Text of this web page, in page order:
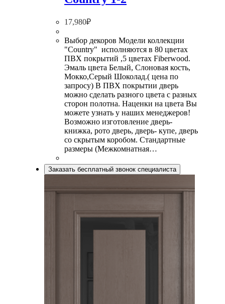
17,980₽
Выбор декоров Модели коллекции
"Country" исполняются в 80 цветах
ПВХ покрытий ,5 цветах Fiberwood.
Эмаль цвета Белый, Слоновая кость,
Мокко,Серый Шоколад.( цена по
запросу) В ПВХ покрытии дверь
можно сделать разного цвета с разных
сторон полотна. Наценки на цвета Вы
можете узнать у наших менеджеров!
Возможно изготовление дверь-
книжка, рото дверь, дверь- купе, дверь
со скрытым коробом. Стандартные
размеры (Межкомнатная…
Заказать бесплатный звонок специалиста